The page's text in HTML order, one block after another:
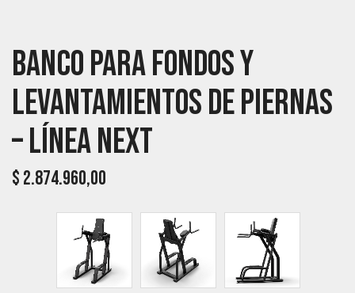
Banco Para Fondos Y
Levantamientos De Piernas
– Línea Next
$2.874.960,00